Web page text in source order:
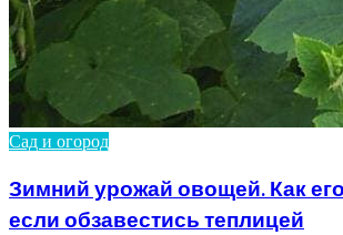
Сад и огород
Зимний урожай овощей. Как
если обзавестись теплицей